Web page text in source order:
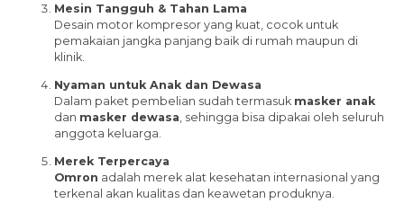
Mesin Tangguh & Tahan Lama
Desain motor kompresor yang kuat, cocok untuk
pemakaian jangka panjang baik di rumah maupun di
klinik.
Nyaman untuk Anak dan Dewasa
Dalam paket pembelian sudah termasuk masker anak
dan masker dewasa, sehingga bisa dipakai oleh seluruh
anggota keluarga.
Merek Terpercaya
Omron adalah merek alat kesehatan internasional yang
terkenal akan kualitas dan keawetan produknya.